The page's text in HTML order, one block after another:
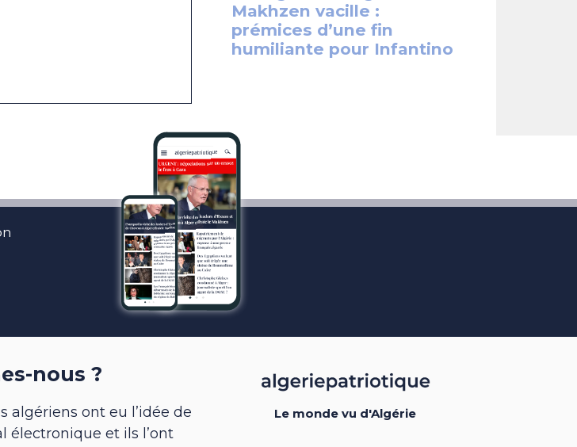
nous ?
algériens ont eu l’idée de
électronique et ils l’ont
Le monde vu d'Algérie